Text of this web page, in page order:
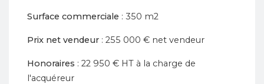
Surface commerciale : 350 m2
Prix net vendeur : 255 000 € net vendeur
Honoraires : 22 950 € HT à la charge de
l'acquéreur